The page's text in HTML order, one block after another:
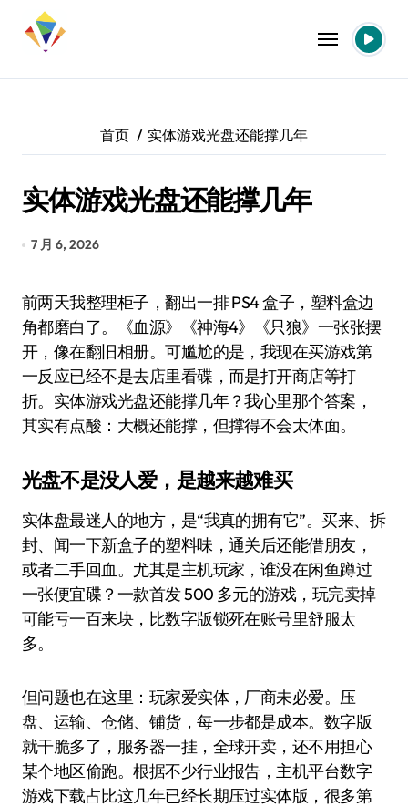
首页 实体游戏光盘还能撑几年
实体游戏光盘还能撑几年
7 月 6, 2026
前两天我整理柜子，翻出一排 PS4 盒子，塑料盒边
角都磨白了。《血源》《神海4》《只狼》一张张摆
开，像在翻旧相册。可尴尬的是，我现在买游戏第
一反应已经不是去店里看碟，而是打开商店等打
折。实体游戏光盘还能撑几年？我心里那个答案，
其实有点酸：大概还能撑，但撑得不会太体面。
光盘不是没人爱，是越来越难买
实体盘最迷人的地方，是“我真的拥有它”。买来、拆
封、闻一下新盒子的塑料味，通关后还能借朋友，
或者二手回血。尤其是主机玩家，谁没在闲鱼蹲过
一张便宜碟？一款首发 500 多元的游戏，玩完卖掉
可能亏一百来块，比数字版锁死在账号里舒服太
多。
但问题也在这里：玩家爱实体，厂商未必爱。压
盘、运输、仓储、铺货，每一步都是成本。数字版
就干脆多了，服务器一挂，全球开卖，还不用担心
某个地区偷跑。根据不少行业报告，主机平台数字
游戏下载占比这几年已经长期压过实体版，很多第